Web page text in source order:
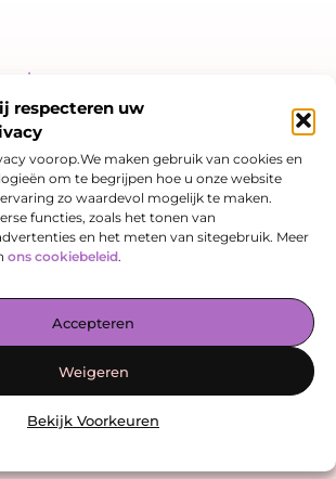
respecteren uw
voorop.We maken gebruik van cookies en
om te begrijpen hoe u onze website
zo waardevol mogelijk te maken.
functies, zoals het tonen van
en het meten van sitegebruik. Meer
ons cookiebeleid.
Accepteren
Weigeren
Bekijk Voorkeuren
voor Blogs en Inzichten
door boeiende verhalen, praktische tips en
allemaal op één plek. Begin vandaag nog
op enovate-internetmarketing.nl!